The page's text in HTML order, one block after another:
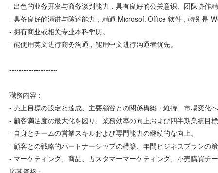
- 出色的业务开发与商务谈判能力，具有良好的公关意识、团队协作
- 具备良好的演讲与陈述能力，精通 Microsoft Office 软件，特别是
- 拥有商业或相关专业本科学历。
- 能使用英文进行商务沟通，能用中文进行沟通者优先。
--------------------
職務内容：
- 売上目標の設定と達成、主要顧客との関係構築・維持、市場変化
- 顧客満足度の最大化を図り、業務効率の向上および四半期業績目
- 自身とチームの営業スキルおよび専門能力の継続的な向上。
- 顧客との戦略的パートナーシップの構築、年間ビジネスプランの
- マーケティング、商品、カスタマーマーケティング、小売購買チ
応募資格：